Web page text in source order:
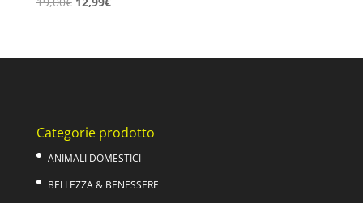
era:
è:
Categorie prodotto
ANIMALI DOMESTICI
BELLEZZA & BENESSERE